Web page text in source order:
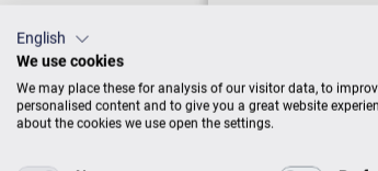
Dieser
English
We use cookies
We may place these for analysis of our visitor data, to
personalised content and to give you a great website
about the cookies we use open the settings.